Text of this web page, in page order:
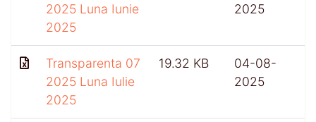
2025 Luna Iunie
2025
2025
Transparenta 07
2025 Luna Iulie
2025
19.32 KB
04-08-
2025